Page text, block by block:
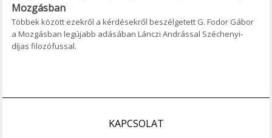
Mozgásban
Többek között ezekről a kérdésekről beszélgetett G. Fodor Gábor
a Mozgásban legújabb adásában Lánczi Andrással Széchenyi-
díjas filozófussal.
KAPCSOLAT